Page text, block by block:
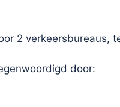
2 verkeersbureaus,
door: